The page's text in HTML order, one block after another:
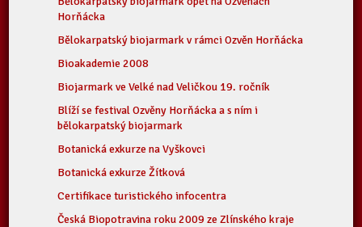
Horňácka
Bělokarpatský biojarmark v rámci Ozvěn Horňácka
Bioakademie 2008
Biojarmark ve Velké nad Veličkou 19. ročník
Blíží se festival Ozvěny Horňácka a s ním i
bělokarpatský biojarmark
Botanická exkurze na Vyškovci
Botanická exkurze Žítková
Certifikace turistického infocentra
Česká Biopotravina roku 2009 ze Zlínského kraje